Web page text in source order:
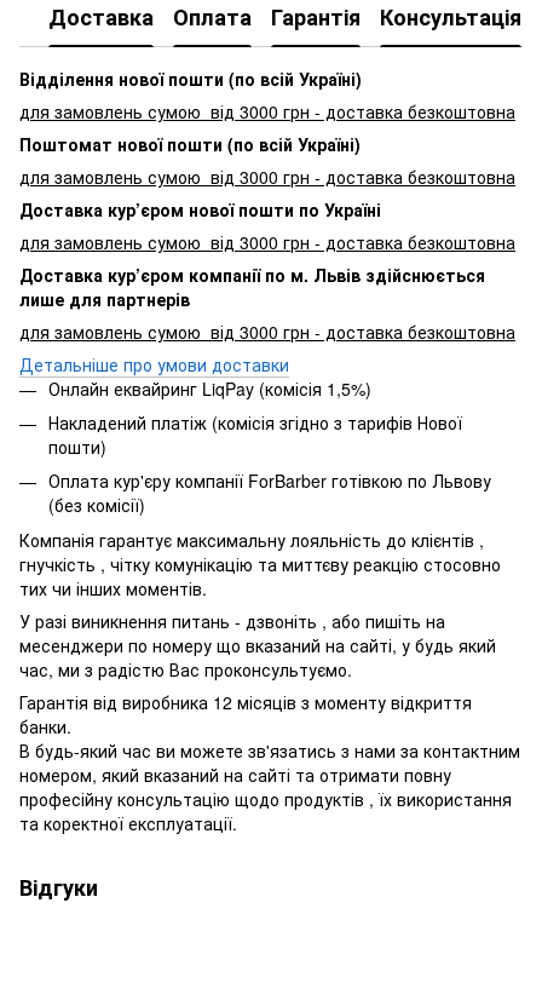
Доставка Оплата Гарантія Консультація
Відділення нової пошти (по всій Україні)
для замовлень сумою від 3000 грн - доставка безкоштовна
Поштомат нової пошти (по всій Україні)
для замовлень сумою від 3000 грн - доставка безкоштовна
Доставка кур’єром нової пошти по Україні
для замовлень сумою від 3000 грн - доставка безкоштовна
Доставка кур’єром компанії по м. Львів здійснюється
лише для партнерів
для замовлень сумою від 3000 грн - доставка безкоштовна
Детальніше про умови доставки
Онлайн еквайринг LiqPay (комісія 1,5%)
Накладений платіж (комісія згідно з тарифів Нової
пошти)
Оплата кур'єру компанії ForBarber готівкою по Львову
(без комісії)
Компанія гарантує максимальну лояльність до клієнтів ,
гнучкість , чітку комунікацію та миттєву реакцію стосовно
тих чи інших моментів.
У разі виникнення питань - дзвоніть , або пишіть на
месенджери по номеру що вказаний на сайті, у будь який
час, ми з радістю Вас проконсультуємо.
Гарантія від виробника 12 місяців з моменту відкриття
банки.
В будь-який час ви можете зв'язатись з нами за контактним
номером, який вказаний на сайті та отримати повну
професійну консультацію щодо продуктів , їх використання
та коректної експлуатації.
Відгуки